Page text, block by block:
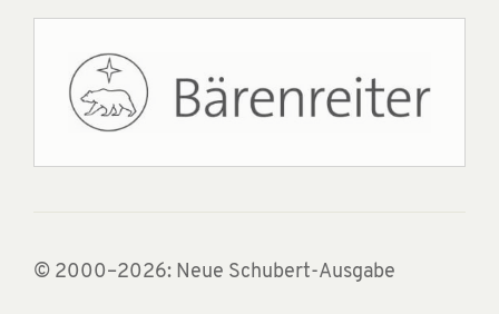
© 2000–2026: Neue Schubert-Ausgabe